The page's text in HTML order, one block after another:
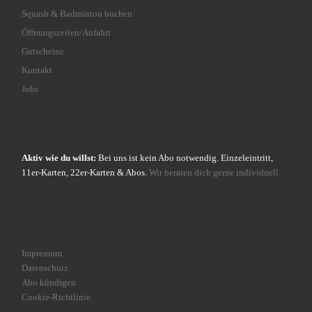
Squash & Badminton buchen
Öffnungszeiten/Anfahrt
Gutscheine
Kontakt
Jobs
Aktiv wie du willst: Bei uns ist kein Abo notwendig. Einzeleintritt,
11er-Karten, 22er-Karten & Abos. Wir beraten dich gerne individuell
Impressum
Datenschutz
Abo kündigen
Cookie-Richtlinie